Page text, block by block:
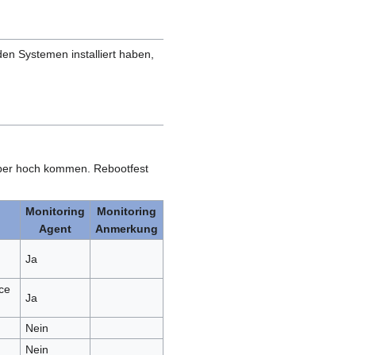
Systemen installiert haben,
hoch kommen. Rebootfest
Monitoring
Agent
Monitoring
Anmerkung
Ja
Ja
Nein
Nein